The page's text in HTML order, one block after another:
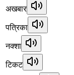
अखबार
पत्रिका
नक्शा
टिकट